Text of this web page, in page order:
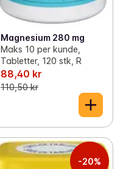
Magnesium 280 mg
Maks 10 per kunde,
Tabletter, 120 stk, R
88,40 kr
110,50 kr
-20%